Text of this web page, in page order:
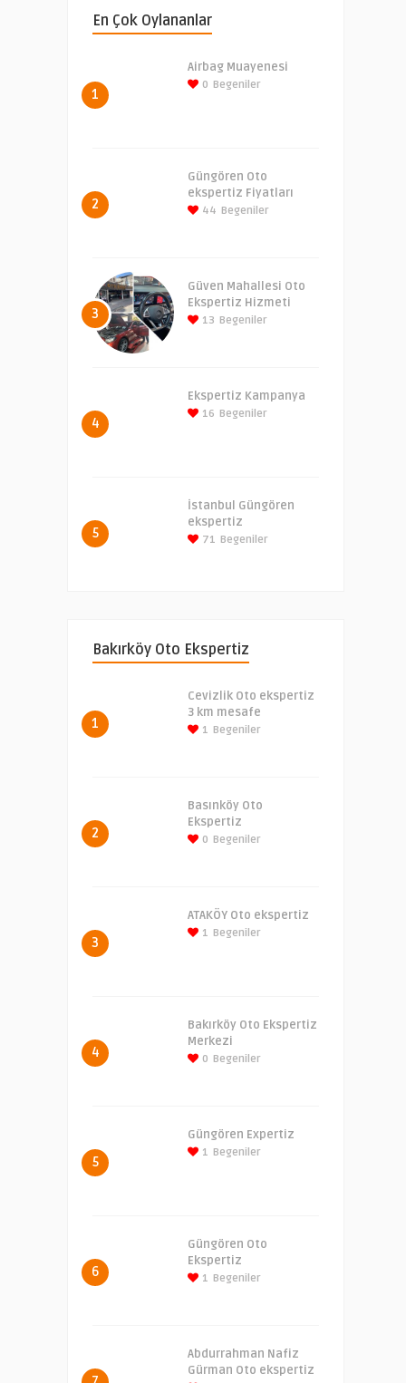
En Çok Oylananlar
1
Airbag Muayenesi
0 Begeniler
2
Güngören Oto
ekspertiz Fiyatları
44 Begeniler
3
Güven Mahallesi Oto
Ekspertiz Hizmeti
13 Begeniler
4
Ekspertiz Kampanya
16 Begeniler
5
İstanbul Güngören
ekspertiz
71 Begeniler
Bakırköy Oto Ekspertiz
1
Cevizlik Oto ekspertiz
3 km mesafe
1 Begeniler
2
Basınköy Oto
Ekspertiz
0 Begeniler
3
ATAKÖY Oto ekspertiz
1 Begeniler
4
Bakırköy Oto Ekspertiz
Merkezi
0 Begeniler
5
Güngören Expertiz
1 Begeniler
6
Güngören Oto
Ekspertiz
1 Begeniler
Abdurrahman Nafiz
Gürman Oto ekspertiz